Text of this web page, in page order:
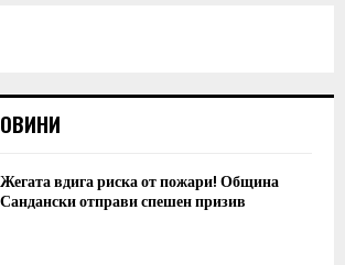
Жегата вдига риска от пожари! Община
Сандански отправи спешен призив